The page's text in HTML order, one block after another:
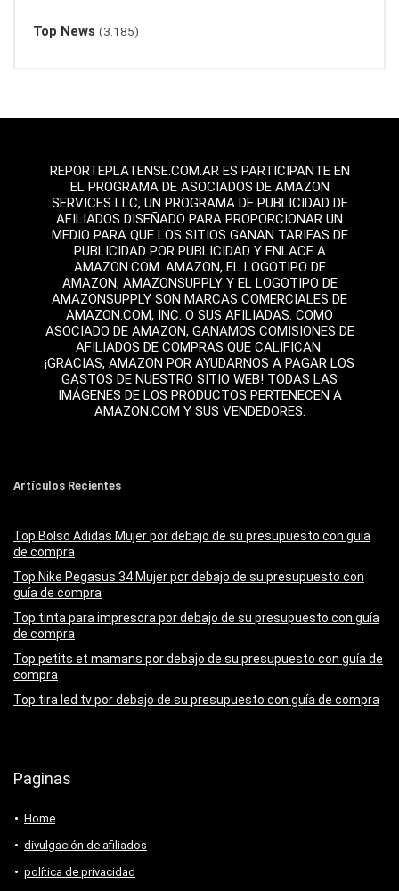
Top News (3.185)
REPORTEPLATENSE.COM.AR ES PARTICIPANTE EN
EL PROGRAMA DE ASOCIADOS DE AMAZON
SERVICES LLC, UN PROGRAMA DE PUBLICIDAD DE
AFILIADOS DISEÑADO PARA PROPORCIONAR UN
MEDIO PARA QUE LOS SITIOS GANAN TARIFAS DE
PUBLICIDAD POR PUBLICIDAD Y ENLACE A
AMAZON.COM. AMAZON, EL LOGOTIPO DE
AMAZON, AMAZONSUPPLY Y EL LOGOTIPO DE
AMAZONSUPPLY SON MARCAS COMERCIALES DE
AMAZON.COM, INC. O SUS AFILIADAS. COMO
ASOCIADO DE AMAZON, GANAMOS COMISIONES DE
AFILIADOS DE COMPRAS QUE CALIFICAN.
¡GRACIAS, AMAZON POR AYUDARNOS A PAGAR LOS
GASTOS DE NUESTRO SITIO WEB! TODAS LAS
IMÁGENES DE LOS PRODUCTOS PERTENECEN A
AMAZON.COM Y SUS VENDEDORES.
Artículos Recientes
Top Bolso Adidas Mujer por debajo de su presupuesto con guía
de compra
Top Nike Pegasus 34 Mujer por debajo de su presupuesto con
guía de compra
Top tinta para impresora por debajo de su presupuesto con guía
de compra
Top petits et mamans por debajo de su presupuesto con guía de
compra
Top tira led tv por debajo de su presupuesto con guía de compra
Paginas
Home
divulgación de afiliados
política de privacidad